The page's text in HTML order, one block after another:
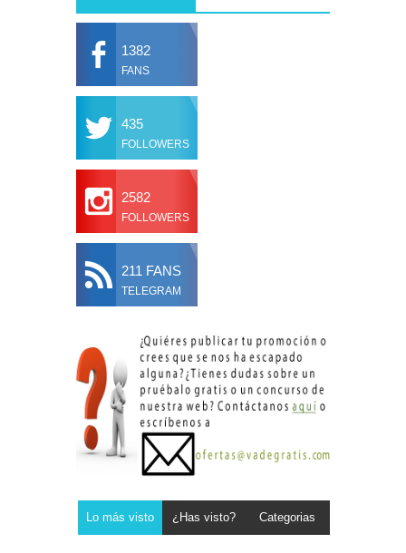
1382
FANS
435
FOLLOWERS
2582
FOLLOWERS
211 FANS
TELEGRAM
Lo más visto ¿Has visto? Categorias